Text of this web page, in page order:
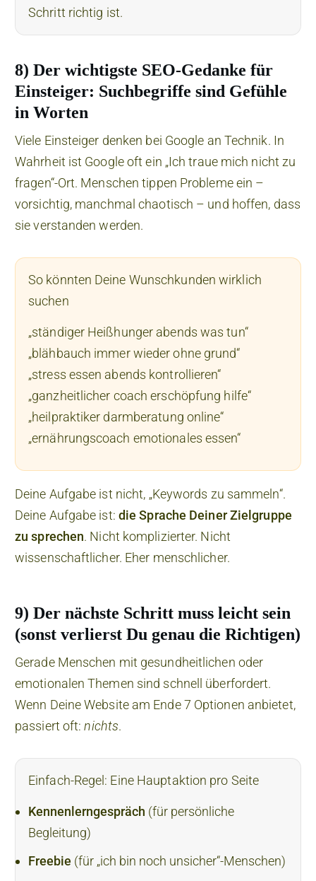
Schritt richtig ist.
8) Der wichtigste SEO-Gedanke für
Einsteiger: Suchbegriffe sind Gefühle
in Worten
Viele Einsteiger denken bei Google an Technik. In
Wahrheit ist Google oft ein „Ich traue mich nicht zu
fragen“-Ort. Menschen tippen Probleme ein –
vorsichtig, manchmal chaotisch – und hoffen, dass
sie verstanden werden.
So könnten Deine Wunschkunden wirklich
suchen
„ständiger Heißhunger abends was tun“
„blähbauch immer wieder ohne grund“
„stress essen abends kontrollieren“
„ganzheitlicher coach erschöpfung hilfe“
„heilpraktiker darmberatung online“
„ernährungscoach emotionales essen“
Deine Aufgabe ist nicht, „Keywords zu sammeln“.
Deine Aufgabe ist: die Sprache Deiner Zielgruppe
zu sprechen. Nicht komplizierter. Nicht
wissenschaftlicher. Eher menschlicher.
9) Der nächste Schritt muss leicht sein
(sonst verlierst Du genau die Richtigen)
Gerade Menschen mit gesundheitlichen oder
emotionalen Themen sind schnell überfordert.
Wenn Deine Website am Ende 7 Optionen anbietet,
passiert oft:nichts.
Einfach-Regel: Eine Hauptaktion pro Seite
Kennenlerngespräch (für persönliche
Begleitung)
Freebie (für „ich bin noch unsicher“-Menschen)